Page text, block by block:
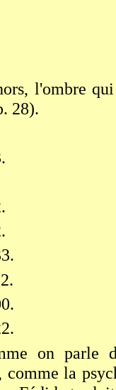
l'ombre
28).
on parle
comme la